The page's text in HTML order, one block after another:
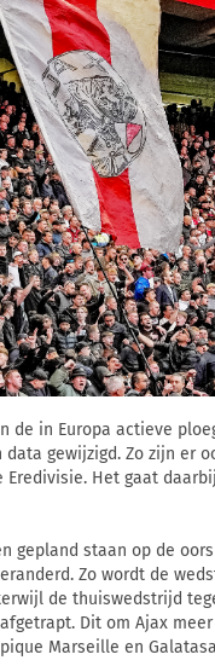
de in Europa actieve
gewijzigd. Zo zijn er
Het gaat
gepland staan op de
Zo wordt de
de thuiswedstrijd
Dit om Ajax
Marseille en